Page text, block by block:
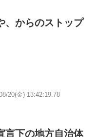
、からのストップ
20(金) 13:42:19.78
言下の地方自治体